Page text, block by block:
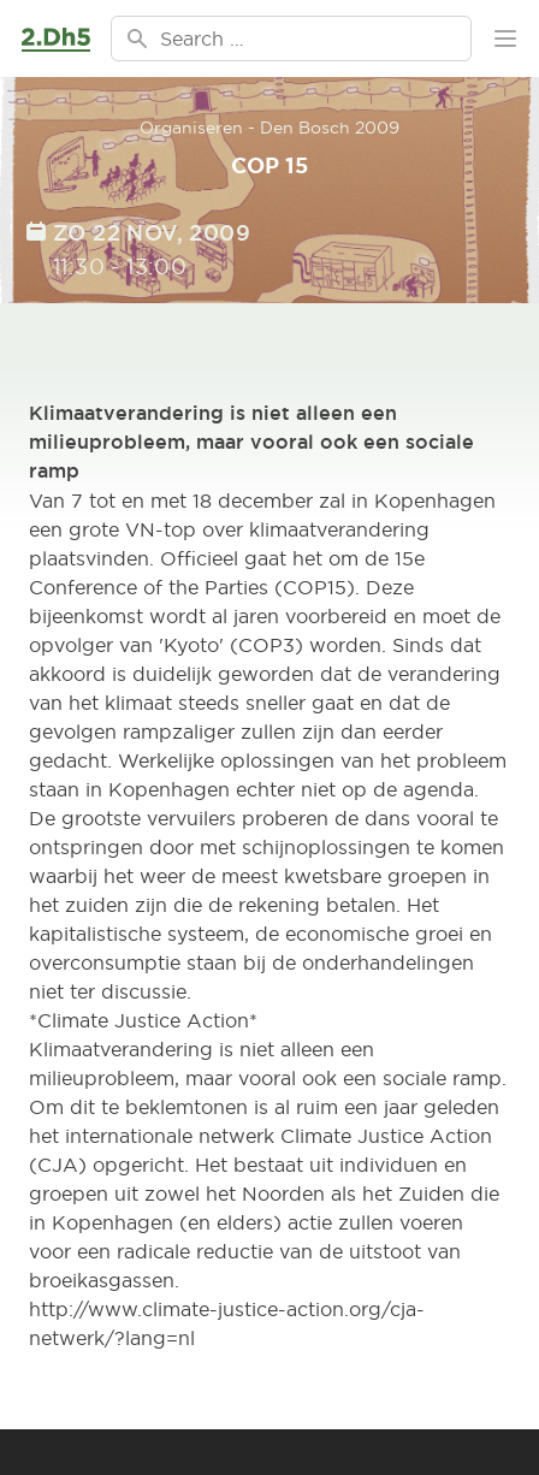
Ga naar de inhoud
Search for:
Organiseren - Den Bosch 2009
COP 15
DATE
ZO 22 NOV, 2009
TIME
11:30-13:00
Klimaatverandering is niet alleen een
milieuprobleem, maar vooral ook een sociale
ramp
Van 7 tot en met 18 december zal in Kopenhagen
een grote VN-top over klimaatverandering
plaatsvinden. Officieel gaat het om de 15e
Conference of the Parties (COP15). Deze
bijeenkomst wordt al jaren voorbereid en moet de
opvolger van 'Kyoto' (COP3) worden. Sinds dat
akkoord is duidelijk geworden dat de verandering
van het klimaat steeds sneller gaat en dat de
gevolgen rampzaliger zullen zijn dan eerder
gedacht. Werkelijke oplossingen van het probleem
staan in Kopenhagen echter niet op de agenda.
De grootste vervuilers proberen de dans vooral te
ontspringen door met schijnoplossingen te komen
waarbij het weer de meest kwetsbare groepen in
het zuiden zijn die de rekening betalen. Het
kapitalistische systeem, de economische groei en
overconsumptie staan bij de onderhandelingen
niet ter discussie.
*Climate Justice Action*
Klimaatverandering is niet alleen een
milieuprobleem, maar vooral ook een sociale ramp.
Om dit te beklemtonen is al ruim een jaar geleden
het internationale netwerk Climate Justice Action
(CJA) opgericht. Het bestaat uit individuen en
groepen uit zowel het Noorden als het Zuiden die
in Kopenhagen (en elders) actie zullen voeren
voor een radicale reductie van de uitstoot van
broeikasgassen.
http://www.climate-justice-action.org/cja-
netwerk/?lang=nl